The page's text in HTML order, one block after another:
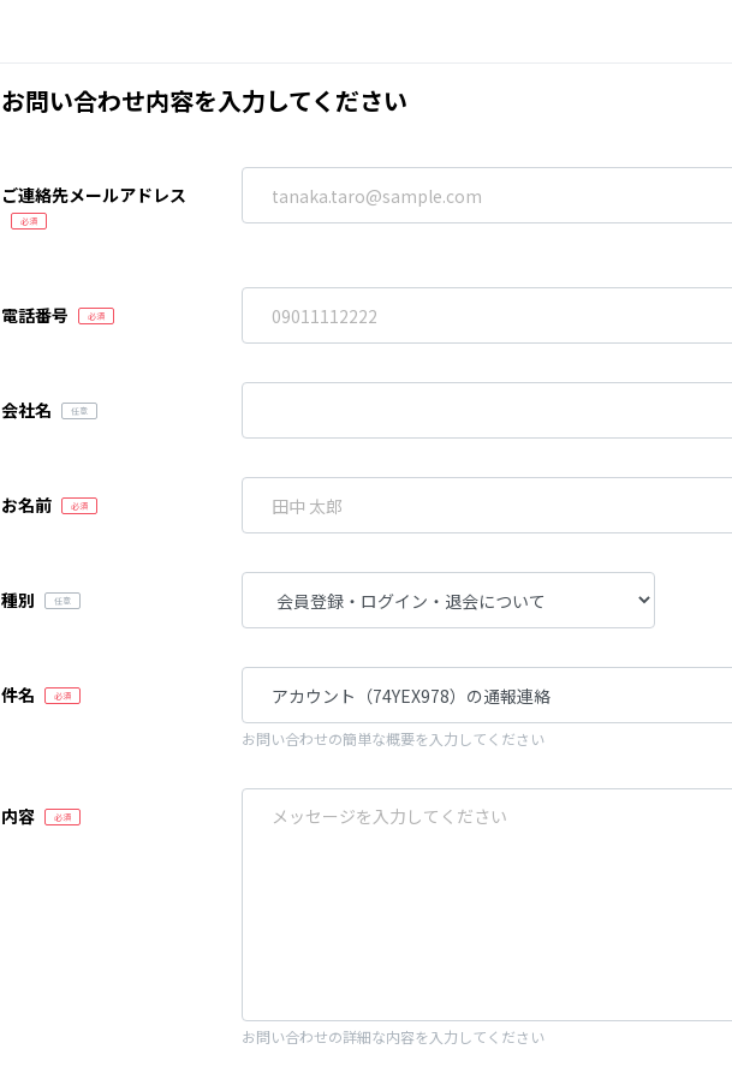
お問い合わせ内容を入力してください
ご連絡先メールアドレス
電話番号
会社名
お名前
種別
件名
お問い合わせの簡単な概要を入力してください
内容
お問い合わせの詳細な内容を入力してください